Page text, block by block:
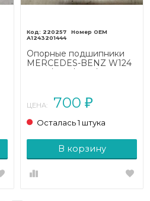
220257
A1243201444
Опорные подшипники
MERCEDES-BENZ W124
W124/S124/C124/A124
ЦЕНА: 700 ₽
Осталась 1 штука
В корзину